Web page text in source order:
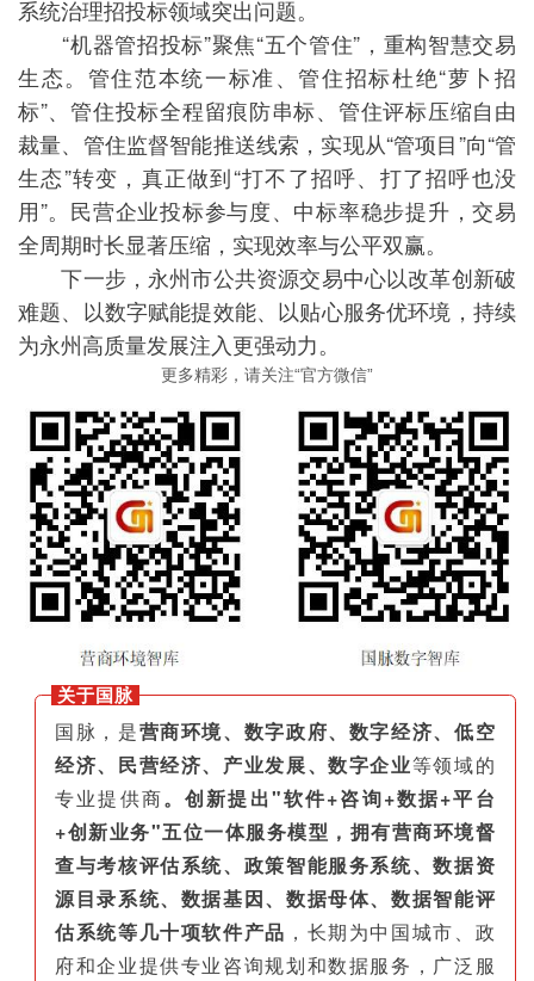
系统治理招投标领域突出问题。
“机器管招投标”聚焦“五个管住”，重构智慧交易
生态。管住范本统一标准、管住招标杜绝“萝卜招
标”、管住投标全程留痕防串标、管住评标压缩自由
裁量、管住监督智能推送线索，实现从“管项目”向“管
生态”转变，真正做到“打不了招呼、打了招呼也没
用”。民营企业投标参与度、中标率稳步提升，交易
全周期时长显著压缩，实现效率与公平双赢。
下一步，永州市公共资源交易中心以改革创新破
难题、以数字赋能提效能、以贴心服务优环境，持续
为永州高质量发展注入更强动力。
更多精彩，请关注“官方微信”
关于国脉
国脉，是营商环境、数字政府、数字经济、低空
经济、民营经济、产业发展、数字企业等领域的
专业提供商。创新提出"软件+咨询+数据+平台
+创新业务"五位一体服务模型，拥有营商环境督
查与考核评估系统、政策智能服务系统、数据资
源目录系统、数据基因、数据母体、数据智能评
估系统等几十项软件产品 ，长期为中国城市、政
府和企业提供专业咨询规划和数据服务，广泛服